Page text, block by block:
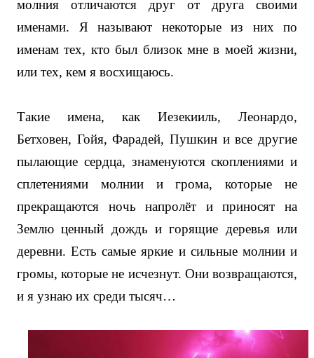
молния отличаются друг от друга своими
именами. Я называют некоторые из них по
именам тех, кто был близок мне в моей жизни,
или тех, кем я восхищаюсь.
Такие имена, как Иезекииль, Леонардо,
Бетховен, Гойя, Фарадей, Пушкин и все другие
пылающие сердца, знаменуются скоплениями и
сплетениями молнии и грома, которые не
прекращаются ночь напролёт и приносят на
Землю ценный дождь и горящие деревья или
деревни. Есть самые яркие и сильные молнии и
громы, которые не исчезнут. Они возвращаются,
и я узнаю их среди тысяч…